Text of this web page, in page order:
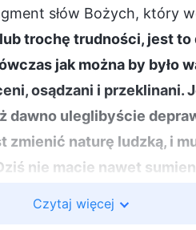
słów Bożych, który
trochę trudności, jest to
jak można by było
osądzani i przeklinani.
uleglibyście
naturę ludzką, i
nie macie nawet
Czytaj więcej